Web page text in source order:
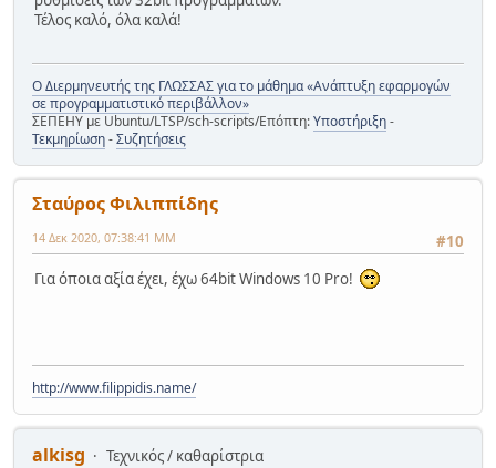
Τέλος καλό, όλα καλά!
Ο Διερμηνευτής της ΓΛΩΣΣΑΣ για το μάθημα «Ανάπτυξη εφαρμογών
σε προγραμματιστικό περιβάλλον»
ΣΕΠΕΗΥ με Ubuntu/LTSP/sch-scripts/Επόπτη:Υποστήριξη-
Τεκμηρίωση-Συζητήσεις
Σταύρος Φιλιππίδης
#10
14 Δεκ 2020, 07:38:41 ΜΜ
Για όποια αξία έχει, έχω 64bit Windows 10 Pro!
http://www.filippidis.name/
alkisg
Τεχνικός / καθαρίστρια